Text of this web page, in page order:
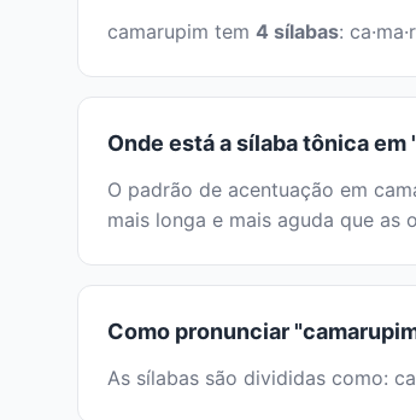
camarupim tem 4 sílabas:
Onde está a sílaba tônica em
O padrão de acentuação em
mais longa e mais aguda que as
Como pronunciar
As sílabas são divididas como: